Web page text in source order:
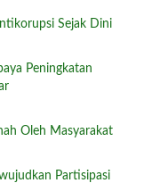
Sejak Dini
Peningkatan
Oleh Masyarakat
Partisipasi